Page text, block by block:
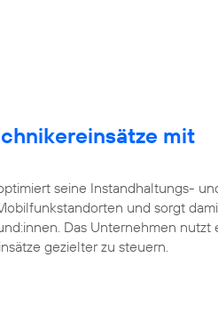
mit
seine Instandhaltungs-
und sorgt
Das Unternehmen nutzt
gezielter zu steuern.